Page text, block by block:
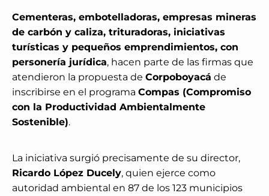
Cementeras, embotelladoras, empresas mineras
de carbón y caliza, trituradoras, iniciativas
turísticas y pequeños emprendimientos, con
personería jurídica, hacen parte de las firmas que
atendieron la propuesta de Corpoboyacá de
inscribirse en el programa Compas (Compromiso
con la Productividad Ambientalmente
Sostenible).
La iniciativa surgió precisamente de su director,
Ricardo López Ducely, quien ejerce como
autoridad ambiental en 87 de los 123 municipios